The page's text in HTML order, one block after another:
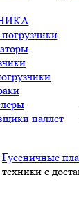
паллет
Гусеничные
с